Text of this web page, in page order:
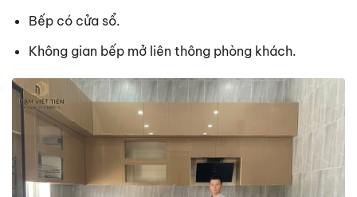
Bếp có cửa sổ.
Không gian bếp mở liên thông phòng khách.